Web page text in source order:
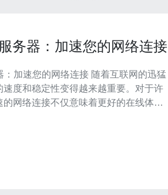
务器：加速您的网络连接
的网络连接 随着互联网的迅猛
速度和稳定性变得越来越重要。对于许
的网络连接不仅意味着更好的在线体
络加速工具，为用户提供了快速、稳